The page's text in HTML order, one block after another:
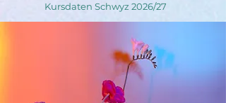
Kursdaten Schwyz 2026/27